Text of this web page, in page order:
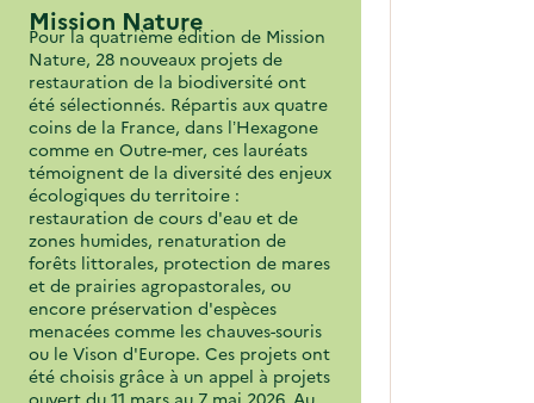
Mission Nature
Pour la quatrième édition de Mission
Nature, 28 nouveaux projets de
restauration de la biodiversité ont
été sélectionnés. Répartis aux quatre
coins de la France, dans l’Hexagone
comme en Outre-mer, ces lauréats
témoignent de la diversité des enjeux
écologiques du territoire :
restauration de cours d'eau et de
zones humides, renaturation de
forêts littorales, protection de mares
et de prairies agropastorales, ou
encore préservation d'espèces
menacées comme les chauves-souris
ou le Vison d'Europe. Ces projets ont
été choisis grâce à un appel à projets
ouvert du 11 mars au 7 mai 2026. Au